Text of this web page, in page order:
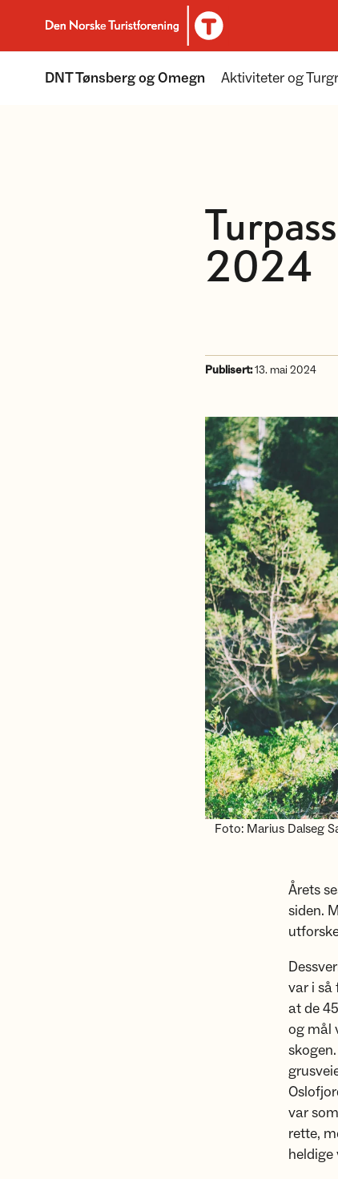
Til DNT.no forside
DNT Tønsberg og Omegn Aktiviteter og
2024
Publisert:13. mai 2024
Foto: Marius Dalseg
Årets
siden.
var i så
at de
og mål
var
rette,
heldige